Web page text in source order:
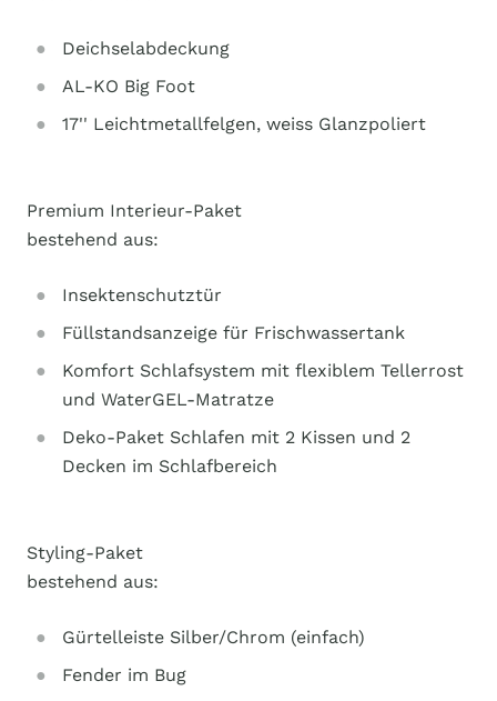
Deichselabdeckung
AL-KO Big Foot
17'' Leichtmetallfelgen, weiss Glanzpoliert
Premium Interieur-Paket
bestehend aus:
Insektenschutztür
Füllstandsanzeige für Frischwassertank
Komfort Schlafsystem mit flexiblem Tellerrost
und WaterGEL-Matratze
Deko-Paket Schlafen mit 2 Kissen und 2
Decken im Schlafbereich
Styling-Paket
bestehend aus:
Gürtelleiste Silber/Chrom (einfach)
Fender im Bug